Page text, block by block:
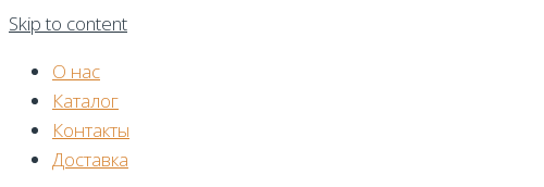
Skip to content
О нас
Каталог
Контакты
Доставка